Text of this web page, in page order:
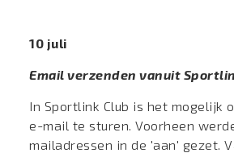
10 juli
Email verzenden vanuit
In Sportlink Club is het mogelijk
e-mail te sturen. Voorheen
mailadressen in de 'aan' gezet.